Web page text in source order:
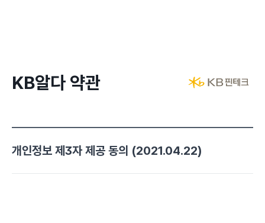
KB알다 약관
개인정보 제3자 제공 동의 (2021.04.22)